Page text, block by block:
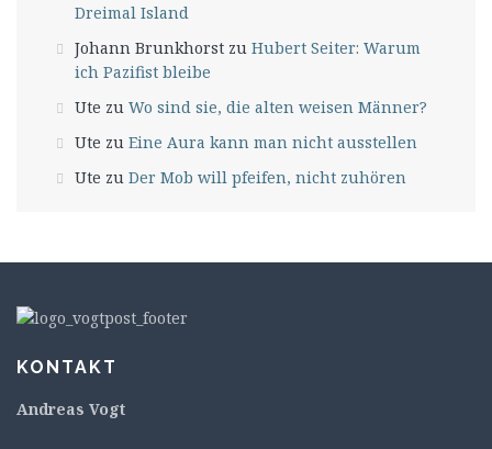
Dreimal Island
Johann Brunkhorst zu Hubert Seiter: Warum
ich Pazifist bleibe
Ute zu Wo sind sie, die alten weisen Männer?
Ute zu Eine Aura kann man nicht ausstellen
Ute zu Der Mob will pfeifen, nicht zuhören
KONTAKT
Andreas Vogt